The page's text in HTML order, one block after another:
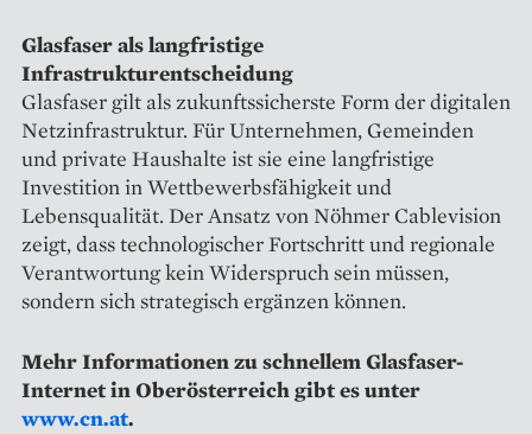
Glasfaser als langfristige
Infrastrukturentscheidung
Glasfaser gilt als zukunftssicherste Form der digitalen
Netzinfrastruktur. Für Unternehmen, Gemeinden
und private Haushalte ist sie eine langfristige
Investition in Wettbewerbsfähigkeit und
Lebensqualität. Der Ansatz von Nöhmer Cablevision
zeigt, dass technologischer Fortschritt und regionale
Verantwortung kein Widerspruch sein müssen,
sondern sich strategisch ergänzen können.
Mehr Informationen zu schnellem Glasfaser-
Internet in Oberösterreich gibt es unter
www.cn.at.